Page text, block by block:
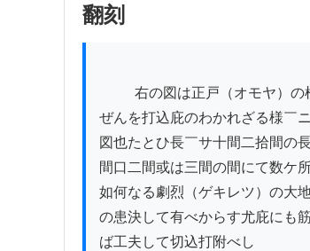
翻刻
ぜんを打込庇のわかれざる様￣
図也たとひ長￣サ十間二拾間の
間口二間或は三間の間にて数ケ
如何なる劇烈（ゲキレツ）の大
の患決して有べからす尤庇にも
ば工夫して切込打附べし